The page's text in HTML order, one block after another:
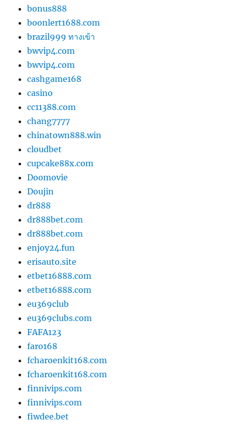
bonus888
boonlert1688.com
brazil999 ทางเข้า
bwvip4.com
bwvip4.com
cashgame168
casino
cc11388.com
chang7777
chinatown888.win
cloudbet
cupcake88x.com
Doomovie
Doujin
dr888
dr888bet.com
dr888bet.com
enjoy24.fun
erisauto.site
etbet16888.com
etbet16888.com
eu369club
eu369clubs.com
FAFA123
faro168
fcharoenkit168.com
fcharoenkit168.com
finnivips.com
finnivips.com
fiwdee.bet